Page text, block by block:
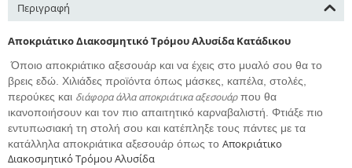
Περιγραφή
Αποκριάτικο Διακοσμητικό Τρόμου Αλυσίδα Κατάδικου
Όποιο αποκριάτικο αξεσουάρ και να έχεις στο μυαλό σου θα το
βρεις εδώ. Χιλιάδες προϊόντα όπως μάσκες, καπέλα, στολές,
περούκες και διάφορα άλλα αποκριάτικα αξεσουάρπου θα
ικανοποιήσουν και τον πιο απαιτητικό καρναβαλιστή. Φτιάξε πιο
εντυπωσιακή τη στολή σου και κατέπληξε τους πάντες με τα
κατάλληλα αποκριάτικα αξεσουάρ όπως το Αποκριάτικο
Διακοσμητικό Τρόμου Αλυσίδα